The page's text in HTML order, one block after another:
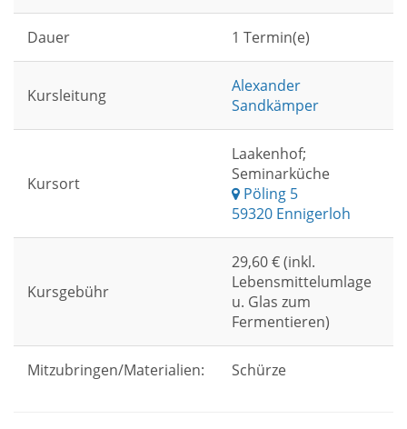
Dauer 1 Termin(e)
Kursleitung
Alexander
Sandkämper
Kursort
Laakenhof;
Seminarküche
Pöling 5
59320 Ennigerloh
Kursgebühr
29,60 € (inkl.
Lebensmittelumlage
u. Glas zum
Fermentieren)
Mitzubringen/Materialien: Schürze